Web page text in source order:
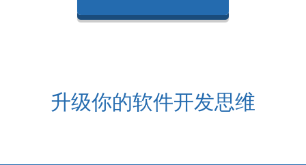
升级你的软件开发思维